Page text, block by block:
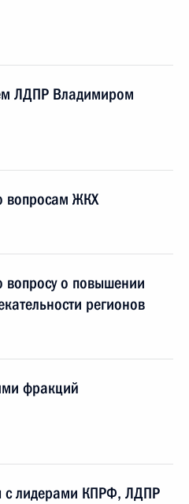
ЛДПР Владимиром
вопросам ЖКХ
вопросу о повышении
регионов
фракций
с лидерами КПРФ, ЛДПР